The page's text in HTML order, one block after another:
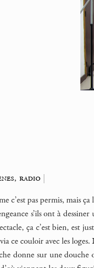
radio |
c’est pas permis, mais
s’ils ont à
ça c’est bien, est
ce couloir avec les
donne sur une